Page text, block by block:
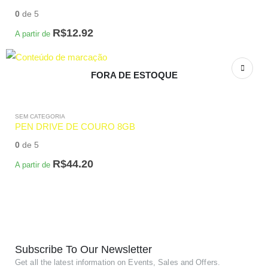
0 de 5
A partir de R$12.92
FORA DE ESTOQUE
SEM CATEGORIA
PEN DRIVE DE COURO 8GB
0 de 5
A partir de R$44.20
Subscribe To Our Newsletter
Get all the latest information on Events, Sales and Offers.